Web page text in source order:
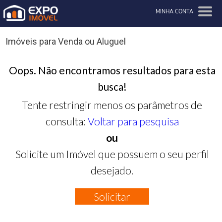
MINHA CONTA
Imóveis para Venda ou Aluguel
Oops. Não encontramos resultados para esta
busca!
Tente restringir menos os parâmetros de
consulta: Voltar para pesquisa
ou
Solicite um Imóvel que possuem o seu perfil
desejado.
Solicitar